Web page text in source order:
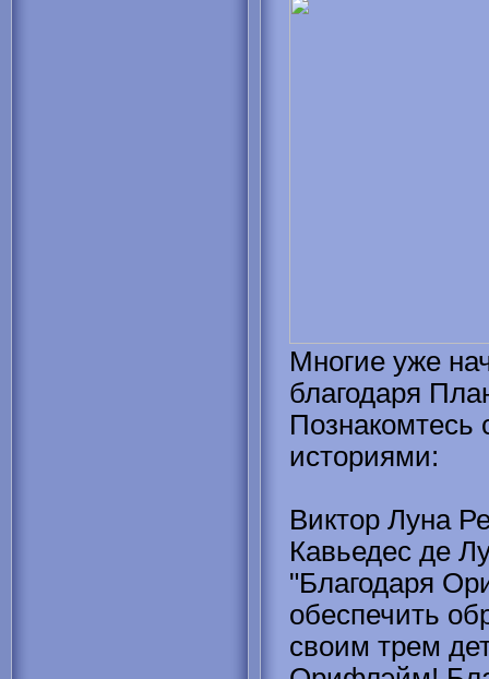
Многие уже
благодаря
Познакомтесь
историями:
Виктор Луна
Кавьедес де
"Благодаря
обеспечить
своим трем